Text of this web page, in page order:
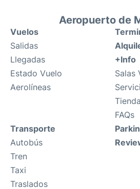
Aeropuerto de
Vuelos
Salidas
Llegadas
Estado Vuelo
Aerolíneas
+Info
Salas
FAQs
Transporte
Autobús
Tren
Taxi
Traslados